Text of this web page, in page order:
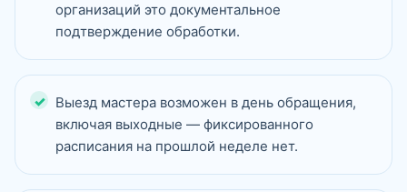
организаций это документальное
подтверждение обработки.
Выезд мастера возможен в день обращения,
включая выходные — фиксированного
расписания на прошлой неделе нет.